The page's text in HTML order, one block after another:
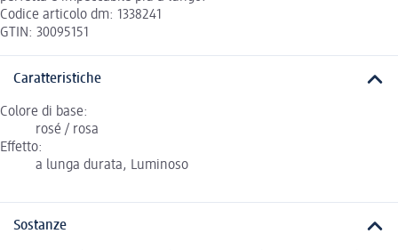
Codice articolo dm: 1338241
GTIN: 30095151
Caratteristiche
Colore di base:
rosé / rosa
Effetto:
a lunga durata, Luminoso
Sostanze